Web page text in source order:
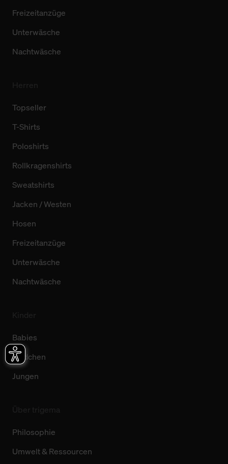
Freizeitanzüge
Unterwäsche
Nachtwäsche
Topseller
T-Shirts
Poloshirts
Rollkragenshirts
Sweatshirts
Jacken / Westen
Hosen
Freizeitanzüge
Unterwäsche
Nachtwäsche
Babies
Mädchen
Jungen
Philosophie
Umwelt & Ressourcen